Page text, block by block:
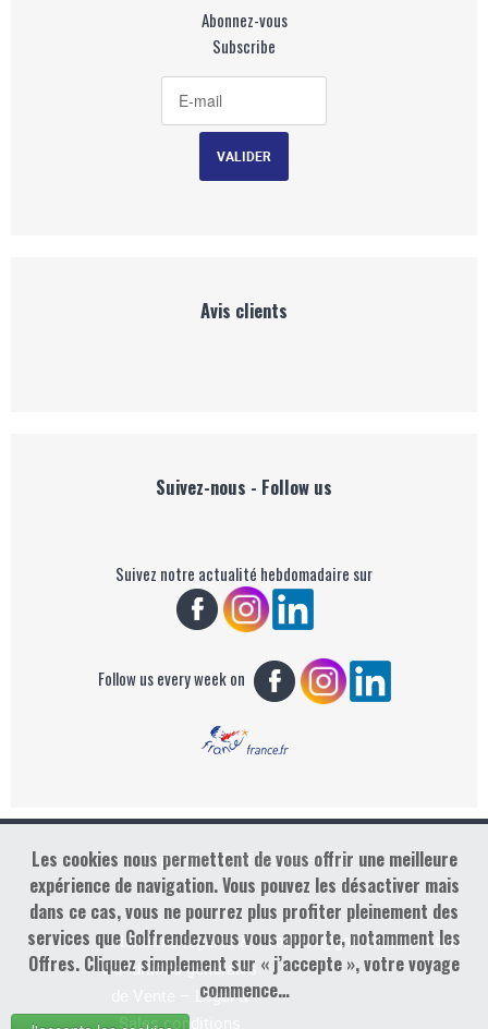
Abonnez-vous
Subscribe
Avis clients
Suivez-nous - Follow us
Suivez notre actualité hebdomadaire sur
Follow us every week on
Copyright : Golf Rendez-vous
Mentions légales &
Conditions générales
de Vente – Legal &
Sales conditions
contact@golfrendezvous.com
Les cookies nous permettent de vous offrir une meilleure
expérience de navigation. Vous pouvez les désactiver mais
dans ce cas, vous ne pourrez plus profiter pleinement des
services que Golfrendezvous vous apporte, notamment les
Offres. Cliquez simplement sur « j’accepte », votre voyage
commence…